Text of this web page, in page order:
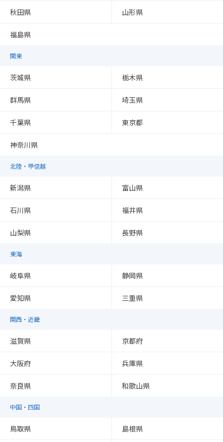
秋田県 山形県
福島県
関東
茨城県 栃木県
群馬県 埼玉県
千葉県 東京都
神奈川県
北陸・甲信越
新潟県 富山県
石川県 福井県
山梨県 長野県
東海
岐阜県 静岡県
愛知県 三重県
関西・近畿
滋賀県 京都府
大阪府 兵庫県
奈良県 和歌山県
中国・四国
鳥取県 島根県